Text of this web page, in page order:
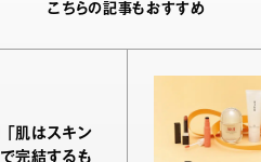
こちらの記事もおすすめ
肌はスキン
完結するも